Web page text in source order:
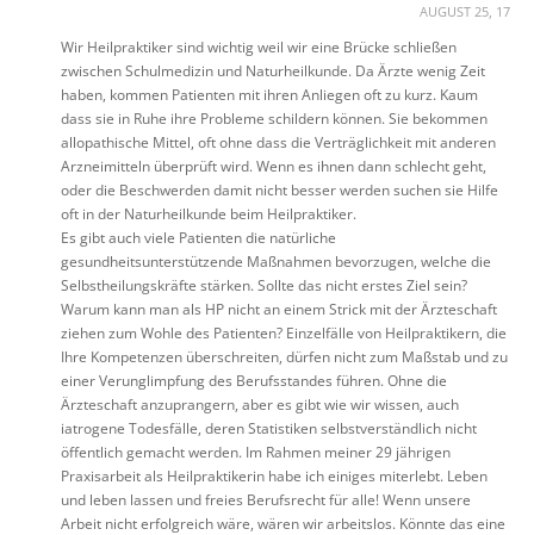
AUGUST 25, 17
Wir Heilpraktiker sind wichtig weil wir eine Brücke schließen
zwischen Schulmedizin und Naturheilkunde. Da Ärzte wenig Zeit
haben, kommen Patienten mit ihren Anliegen oft zu kurz. Kaum
dass sie in Ruhe ihre Probleme schildern können. Sie bekommen
allopathische Mittel, oft ohne dass die Verträglichkeit mit anderen
Arzneimitteln überprüft wird. Wenn es ihnen dann schlecht geht,
oder die Beschwerden damit nicht besser werden suchen sie Hilfe
oft in der Naturheilkunde beim Heilpraktiker.
Es gibt auch viele Patienten die natürliche
gesundheitsunterstützende Maßnahmen bevorzugen, welche die
Selbstheilungskräfte stärken. Sollte das nicht erstes Ziel sein?
Warum kann man als HP nicht an einem Strick mit der Ärzteschaft
ziehen zum Wohle des Patienten? Einzelfälle von Heilpraktikern, die
Ihre Kompetenzen überschreiten, dürfen nicht zum Maßstab und zu
einer Verunglimpfung des Berufsstandes führen. Ohne die
Ärzteschaft anzuprangern, aber es gibt wie wir wissen, auch
iatrogene Todesfälle, deren Statistiken selbstverständlich nicht
öffentlich gemacht werden. Im Rahmen meiner 29 jährigen
Praxisarbeit als Heilpraktikerin habe ich einiges miterlebt. Leben
und leben lassen und freies Berufsrecht für alle! Wenn unsere
Arbeit nicht erfolgreich wäre, wären wir arbeitslos. Könnte das eine